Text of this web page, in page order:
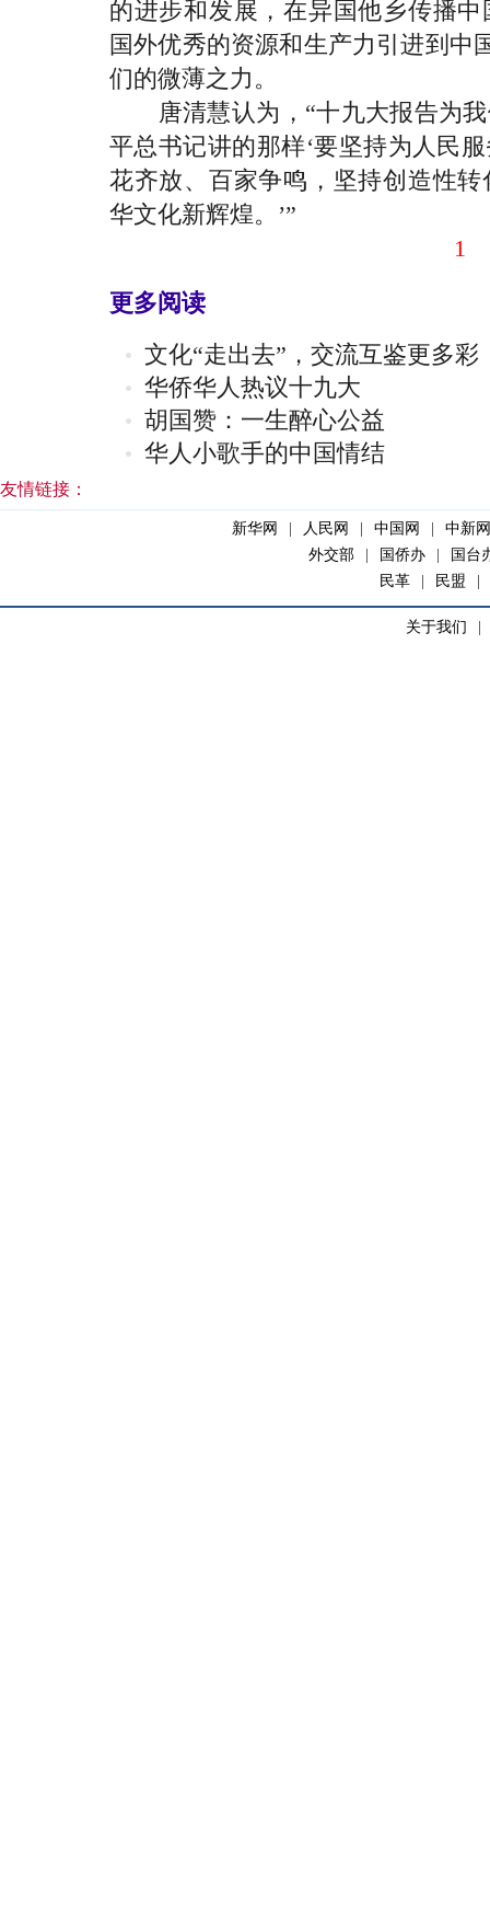
的进步和发展，在异国他乡传播
国外优秀的资源和生产力引进到中
们的微薄之力。
唐清慧认为，“十九大报告为我
平总书记讲的那样‘要坚持为人民
花齐放、百家争鸣，坚持创造性
华文化新辉煌。’”
1
更多阅读
文化“走出去”，交流互鉴更多彩
华侨华人热议十九大
胡国赞：一生醉心公益
华人小歌手的中国情结
友情链接：
新华网 人民网 中国网
中新网
外交部
国侨办
国台
民革
民盟
关于我们